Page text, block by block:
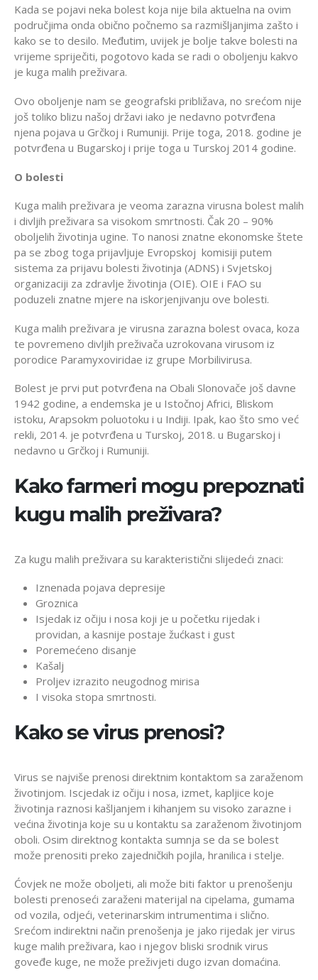
Kada se pojavi neka bolest koja nije bila aktuelna na ovim
područjima onda obično počnemo sa razmišljanjima zašto i
kako se to desilo. Međutim, uvijek je bolje takve bolesti na
vrijeme spriječiti, pogotovo kada se radi o oboljenju kakvo
je kuga malih preživara.
Ovo oboljenje nam se geografski približava, no srećom nije
još toliko blizu našoj državi iako je nedavno potvrđena
njena pojava u Grčkoj i Rumuniji. Prije toga, 2018. godine je
potvrđena u Bugarskoj i prije toga u Turskoj 2014 godine.
O bolesti
Kuga malih preživara je veoma zarazna virusna bolest malih
i divljih preživara sa visokom smrtnosti. Čak 20 – 90%
oboljelih životinja ugine. To nanosi znatne ekonomske štete
pa se zbog toga prijavljuje Evropskoj komisiji putem
sistema za prijavu bolesti životinja (ADNS) i Svjetskoj
organizaciji za zdravlje životinja (OIE). OIE i FAO su
poduzeli znatne mjere na iskorjenjivanju ove bolesti.
Kuga malih preživara je virusna zarazna bolest ovaca, koza
te povremeno divljih preživača uzrokovana virusom iz
porodice Paramyxoviridae iz grupe Morbilivirusa.
Bolest je prvi put potvrđena na Obali Slonovače još davne
1942 godine, a endemska je u Istočnoj Africi, Bliskom
istoku, Arapsokm poluotoku i u Indiji. Ipak, kao što smo već
rekli, 2014. je potvrđena u Turskoj, 2018. u Bugarskoj i
nedavno u Grčkoj i Rumuniji.
Kako farmeri mogu prepoznati
kugu malih preživara?
Za kugu malih preživara su karakteristični slijedeći znaci:
Iznenada pojava depresije
Groznica
Isjedak iz očiju i nosa koji je u početku rijedak i
providan, a kasnije postaje žućkast i gust
Poremećeno disanje
Kašalj
Proljev izrazito neugodnog mirisa
I visoka stopa smrtnosti.
Kako se virus prenosi?
Virus se najviše prenosi direktnim kontaktom sa zaraženom
životinjom. Iscjedak iz očiju i nosa, izmet, kapljice koje
životinja raznosi kašljanjem i kihanjem su visoko zarazne i
većina životinja koje su u kontaktu sa zaraženom životinjom
oboli. Osim direktnog kontakta sumnja se da se bolest
može prenositi preko zajedničkih pojila, hranilica i stelje.
Ćovjek ne može oboljeti, ali može biti faktor u prenošenju
bolesti prenoseći zaraženi materijal na cipelama, gumama
od vozila, odjeći, veterinarskim intrumentima i slično.
Srećom indirektni način prenošenja je jako rijedak jer virus
kuge malih preživara, kao i njegov bliski srodnik virus
goveđe kuge, ne može preživjeti dugo izvan domaćina.